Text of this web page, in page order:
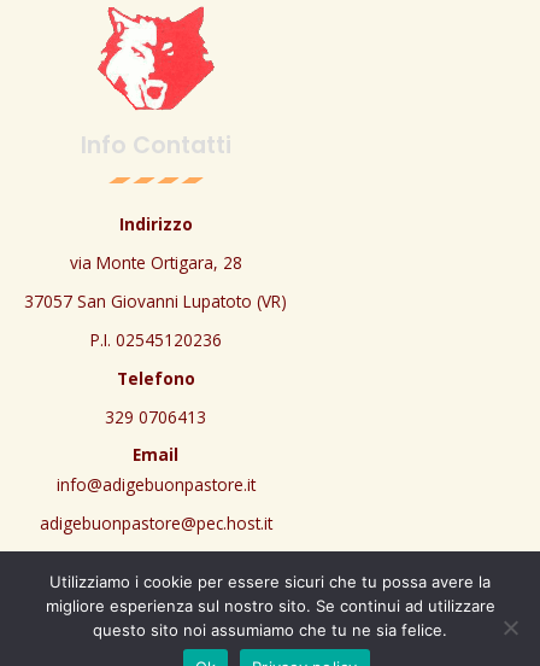
Info Contatti
Indirizzo
via Monte Ortigara, 28
37057 San Giovanni Lupatoto (VR)
P.I. 02545120236
Telefono
329 0706413
Email
info@adigebuonpastore.it
adigebuonpastore@pec.host.it
safeguarding.aicsvr@gmail.com
Adige Buon Pastore
Utilizziamo i cookie per essere sicuri che tu possa avere la
migliore esperienza sul nostro sito. Se continui ad utilizzare
questo sito noi assumiamo che tu ne sia felice.